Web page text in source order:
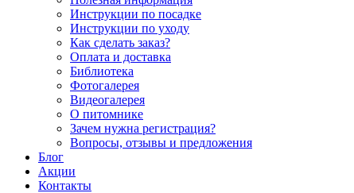
Инструкции по посадке
Инструкции по уходу
Как сделать заказ?
Оплата и доставка
Библиотека
Фотогалерея
Видеогалерея
О питомнике
Зачем нужна регистрация?
Вопросы, отзывы и предложения
Блог
Акции
Контакты